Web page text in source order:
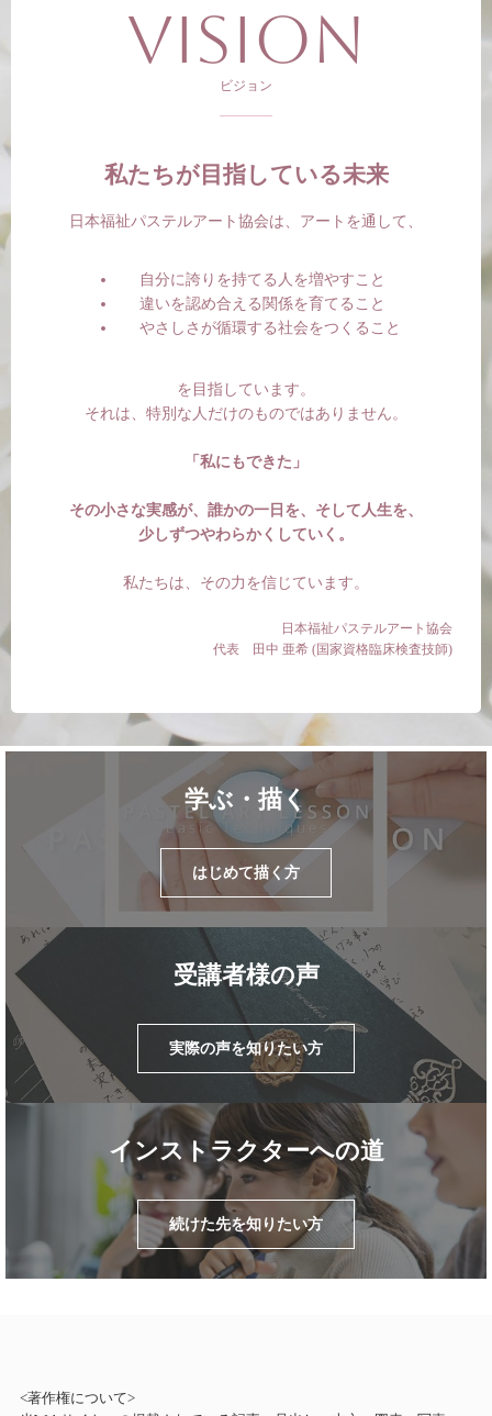
Vision
ビジョン
私たちが目指している未来
日本福祉パステルアート協会は、アートを通して、
自分に誇りを持てる人を増やすこと
違いを認め合える関係を育てること
やさしさが循環する社会をつくること
を目指しています。
それは、特別な人だけのものではありません。
「私にもできた」
その小さな実感が、誰かの一日を、そして人生を、
少しずつやわらかくしていく。
私たちは、その力を信じています。
日本福祉パステルアート協会
代表 田中 亜希 (国家資格臨床検査技師)
学ぶ・描く
はじめて描く方
受講者様の声
実際の声を知りたい方
インストラクターへの道
続けた先を知りたい方
<著作権について>